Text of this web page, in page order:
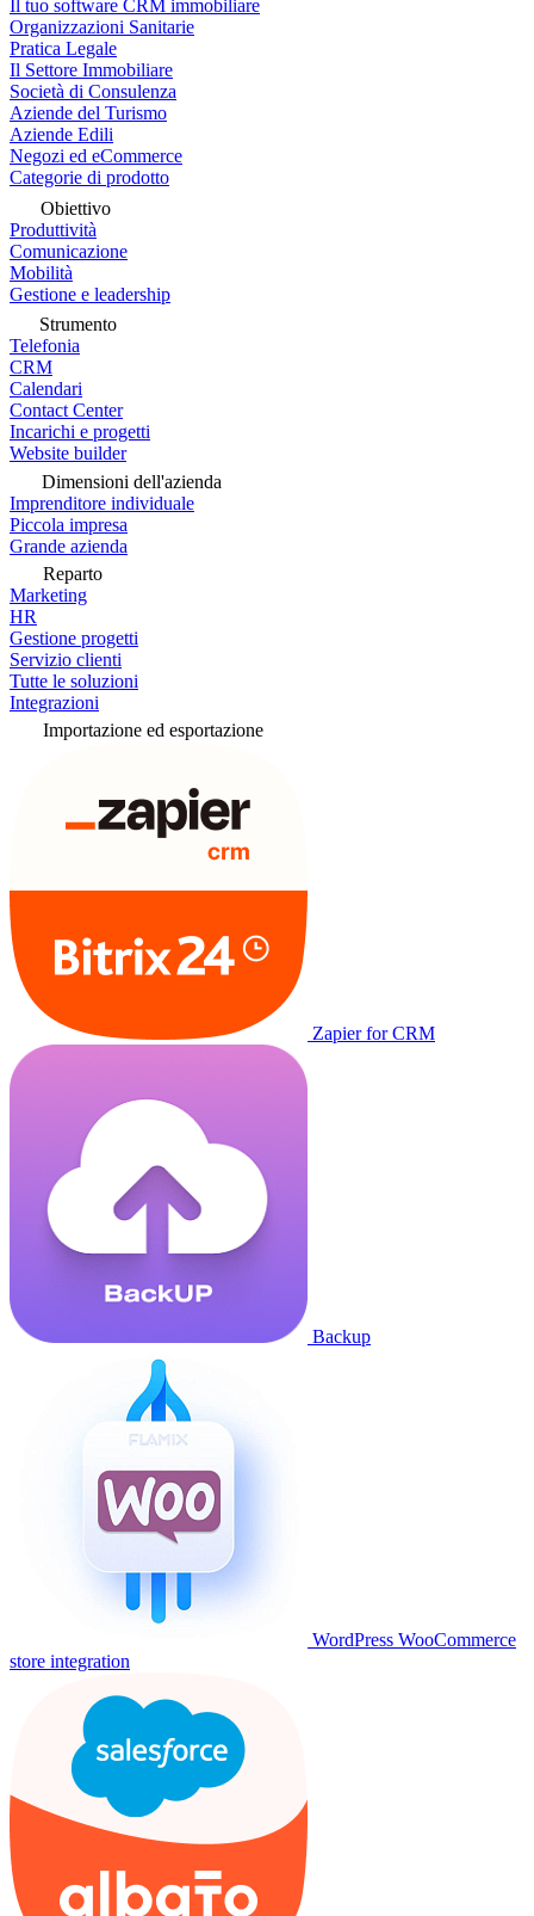
Il tuo software CRM immobiliare
Organizzazioni Sanitarie
Pratica Legale
Il Settore Immobiliare
Società di Consulenza
Aziende del Turismo
Aziende Edili
Negozi ed eCommerce
Categorie di prodotto
Obiettivo
Produttività
Comunicazione
Mobilità
Gestione e leadership
Strumento
Telefonia
CRM
Calendari
Contact Center
Incarichi e progetti
Website builder
Dimensioni dell'azienda
Imprenditore individuale
Piccola impresa
Grande azienda
Reparto
Marketing
HR
Gestione progetti
Servizio clienti
Tutte le soluzioni
Integrazioni
Importazione ed esportazione
Zapier for CRM
Backup
WordPress WooCommerce
store integration